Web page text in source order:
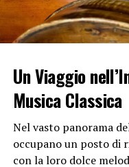
di creare suoni
lo spirito e
con la sua imponenza
Inoltre, l’organo è
armonia e unità
strumento polifonico,
voci e timbri in
di diversità che si
Un Viaggio
Musica Classica
Nel vasto panorama
occupano un posto di
con la loro dolce